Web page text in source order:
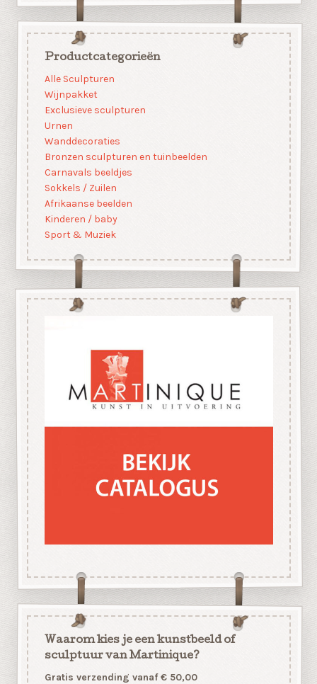
Productcategorieën
Alle Sculpturen
Wijnpakket
Exclusieve sculpturen
Urnen
Wanddecoraties
Bronzen sculpturen en tuinbeelden
Carnavals beeldjes
Sokkels / Zuilen
Afrikaanse beelden
Kinderen / baby
Sport & Muziek
Waarom kies je een kunstbeeld of
sculptuur van Martinique?
Gratis verzending vanaf € 50,00